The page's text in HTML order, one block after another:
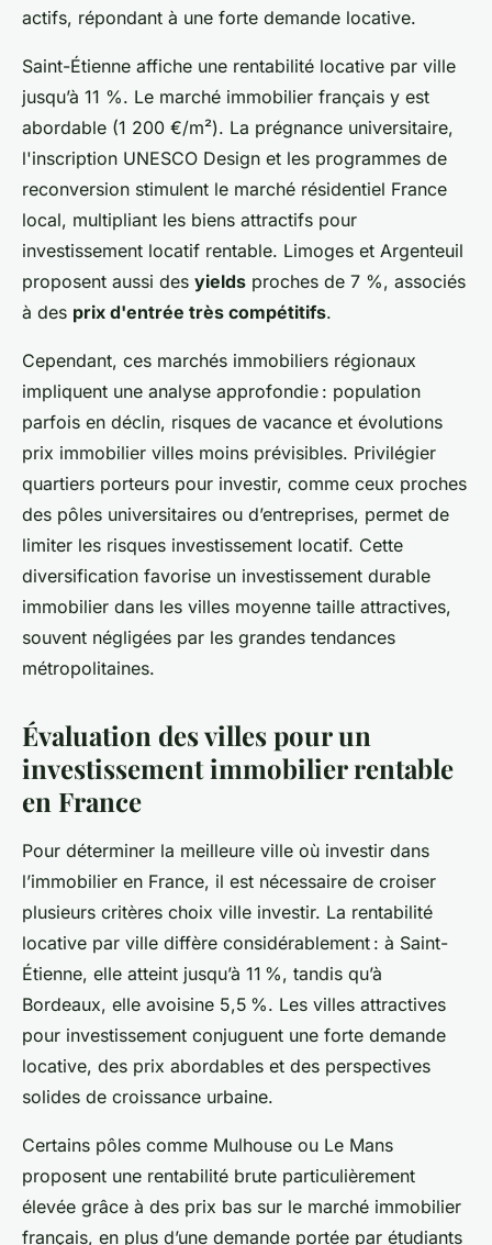
actifs, répondant à une forte demande locative.
Saint-Étienne affiche une rentabilité locative par ville
jusqu’à 11 %. Le marché immobilier français y est
abordable (1 200 €/m²). La prégnance universitaire,
l'inscription UNESCO Design et les programmes de
reconversion stimulent le marché résidentiel France
local, multipliant les biens attractifs pour
investissement locatif rentable. Limoges et Argenteuil
proposent aussi des yields proches de 7 %, associés
à des prix d'entrée très compétitifs.
Cependant, ces marchés immobiliers régionaux
impliquent une analyse approfondie : population
parfois en déclin, risques de vacance et évolutions
prix immobilier villes moins prévisibles. Privilégier
quartiers porteurs pour investir, comme ceux proches
des pôles universitaires ou d’entreprises, permet de
limiter les risques investissement locatif. Cette
diversification favorise un investissement durable
immobilier dans les villes moyenne taille attractives,
souvent négligées par les grandes tendances
métropolitaines.
Évaluation des villes pour un
investissement immobilier rentable
en France
Pour déterminer la meilleure ville où investir dans
l’immobilier en France, il est nécessaire de croiser
plusieurs critères choix ville investir. La rentabilité
locative par ville diffère considérablement : à Saint-
Étienne, elle atteint jusqu’à 11 %, tandis qu’à
Bordeaux, elle avoisine 5,5 %. Les villes attractives
pour investissement conjuguent une forte demande
locative, des prix abordables et des perspectives
solides de croissance urbaine.
Certains pôles comme Mulhouse ou Le Mans
proposent une rentabilité brute particulièrement
élevée grâce à des prix bas sur le marché immobilier
français, en plus d’une demande portée par étudiants